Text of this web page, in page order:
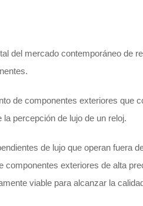
del mercado contemporáneo de
de componentes exteriores que
percepción de lujo de un reloj.
de lujo que operan fuera
componentes exteriores de alta
viable para alcanzar la